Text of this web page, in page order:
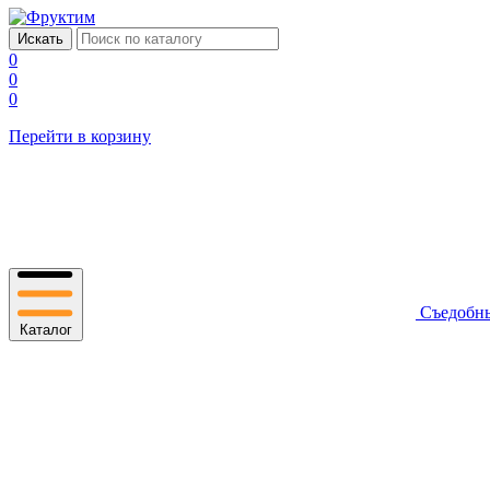
0
0
0
Перейти в корзину
Каталог